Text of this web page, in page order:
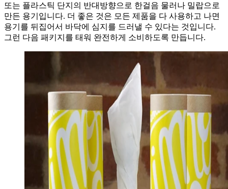
또는 플라스틱 단지의 반대방향으로 한걸음 물러나 밀랍으로
만든 용기입니다. 더 좋은 것은 모든 제품을 다 사용하고 나면
용기를 뒤집어서 바닥에 심지를 드러낼 수 있다는 것입니다.
그런 다음 패키지를 태워 완전하게 소비하도록 만듭니다.